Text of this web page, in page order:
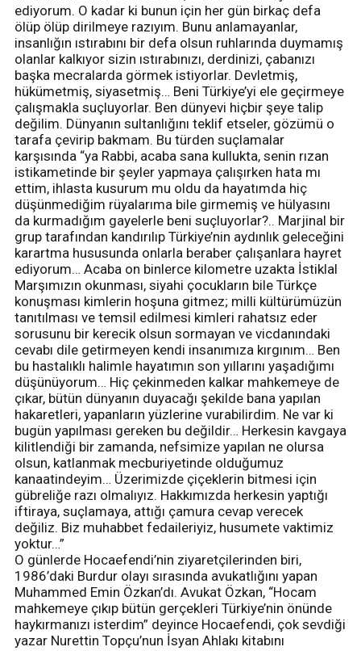
ediyorum. O kadar ki bunun için her gün birkaç defa
ölüp ölüp dirilmeye razıyım. Bunu anlamayanlar,
insanlığın ıstırabını bir defa olsun ruhlarında duymamış
olanlar kalkıyor sizin ıstırabınızı, derdinizi, çabanızı
başka mecralarda görmek istiyorlar. Devletmiş,
hükümetmiş, siyasetmiş… Beni Türkiye’yi ele geçirmeye
çalışmakla suçluyorlar. Ben dünyevi hiçbir şeye talip
değilim. Dünyanın sultanlığını teklif etseler, gözümü o
tarafa çevirip bakmam. Bu türden suçlamalar
karşısında “ya Rabbi, acaba sana kullukta, senin rızan
istikametinde bir şeyler yapmaya çalışırken hata mı
ettim, ihlasta kusurum mu oldu da hayatımda hiç
düşünmediğim rüyalarıma bile girmemiş ve hülyasını
da kurmadığım gayelerle beni suçluyorlar?.. Marjinal bir
grup tarafından kandırılıp Türkiye’nin aydınlık geleceğini
karartma hususunda onlarla beraber çalışanlara hayret
ediyorum… Acaba on binlerce kilometre uzakta İstiklal
Marşımızın okunması, siyahi çocukların bile Türkçe
konuşması kimlerin hoşuna gitmez; milli kültürümüzün
tanıtılması ve temsil edilmesi kimleri rahatsız eder
sorusunu bir kerecik olsun sormayan ve vicdanındaki
cevabı dile getirmeyen kendi insanımıza kırgınım… Ben
bu hastalıklı halimle hayatımın son yıllarını yaşadığımı
düşünüyorum… Hiç çekinmeden kalkar mahkemeye de
çıkar, bütün dünyanın duyacağı şekilde bana yapılan
hakaretleri, yapanların yüzlerine vurabilirdim. Ne var ki
bugün yapılması gereken bu değildir… Herkesin kavgaya
kilitlendiği bir zamanda, nefsimize yapılan ne olursa
olsun, katlanmak mecburiyetinde olduğumuz
kanaatindeyim… Üzerimizde çiçeklerin bitmesi için
gübreliğe razı olmalıyız. Hakkımızda herkesin yaptığı
iftiraya, suçlamaya, attığı çamura cevap verecek
değiliz. Biz muhabbet fedaileriyiz, husumete vaktimiz
yoktur…”
O günlerde Hocaefendi’nin ziyaretçilerinden biri,
1986’daki Burdur olayı sırasında avukatlığını yapan
Muhammed Emin Özkan’dı. Avukat Özkan, “Hocam
mahkemeye çıkıp bütün gerçekleri Türkiye’nin önünde
haykırmanızı isterdim” deyince Hocaefendi, çok sevdiği
yazar Nurettin Topçu’nun İsyan Ahlakı kitabını